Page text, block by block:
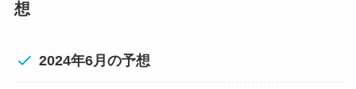
想
2024年6月の予想